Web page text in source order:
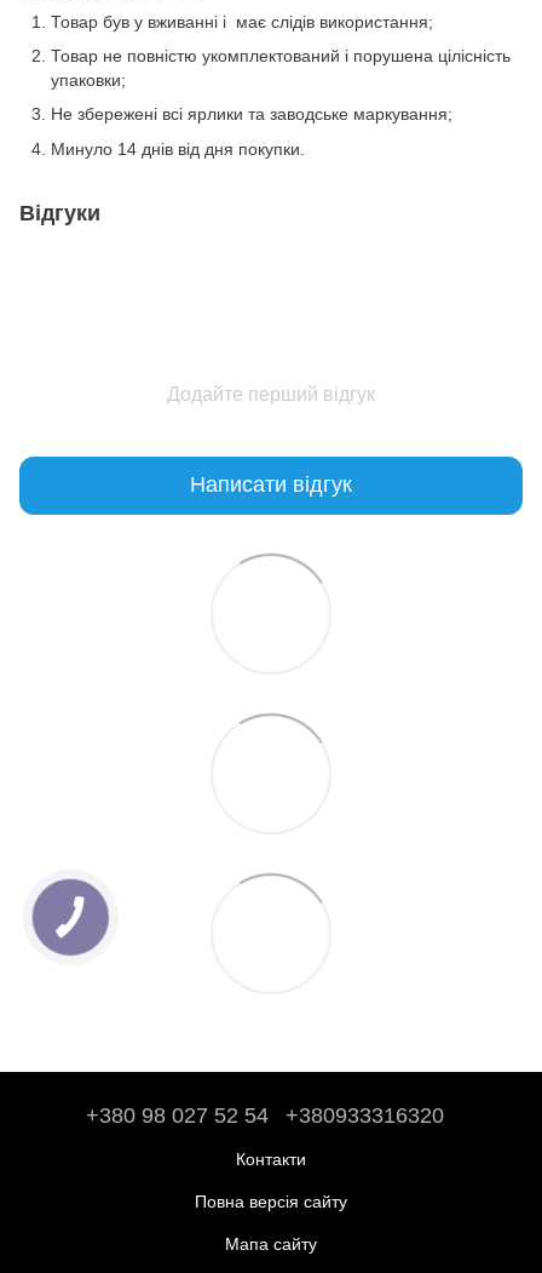
Товар був у вживанні і має слідів використання;
Товар не повністю укомплектований і порушена цілісність
упаковки;
Не збережені всі ярлики та заводське маркування;
Минуло 14 днів від дня покупки.
Відгуки
Додайте перший відгук
Написати відгук
+380 98 027 52 54 +380933316320
Контакти
Повна версія сайту
Мапа сайту